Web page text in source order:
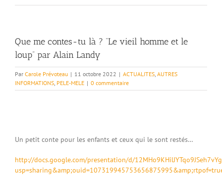
Que me contes-tu là ? “Le vieil homme et le
loup” par Alain Landy
Par Carole Prévoteau | 11 octobre 2022 | ACTUALITES, AUTRES
INFORMATIONS, PELE-MELE | 0 commentaire
Un petit conte pour les enfants et ceux qui le sont restés…
http://docs.google.com/presentation/d/